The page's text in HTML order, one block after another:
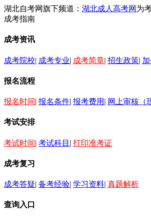
湖北自考网旗下频道： 湖北成人高考网 为
成考指南
成考资讯
成考院校| 成考专业| 成考简章| 招生政策|
报名流程
报名时间| 报名条件| 报考费用 | 网上审核（
考试安排
考试时间| 考试科目 | 打印准考证
成考复习
成考答疑| 备考经验| 学习资料| 真题解析
查询入口